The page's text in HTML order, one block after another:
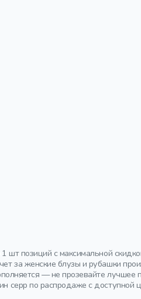
шт позиций с максимальной
за женские блузы и рубашки
— не прозевайте лучшее
серр по распродаже с доступной